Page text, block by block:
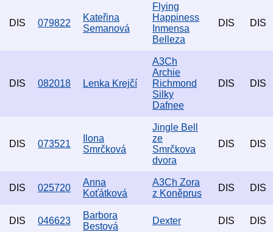
DIS 079822
Kateřina
Semanová
Flying
Happiness
Inmensa
Belleza
DIS DIS
DIS 082018 Lenka Krejčí
A3Ch
Archie
Richmond
Silky
Dafnee
DIS DIS
DIS 073521
Ilona
Smrčková
Jingle Bell
ze
Smrčkova
dvora
DIS DIS
DIS 025720
Anna
Koťátková
A3Ch Zora
z Koněprus
DIS DIS
DIS 046623
Barbora
Bestová
Dexter DIS DIS